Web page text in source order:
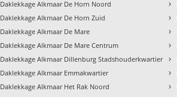
Daklekkage Alkmaar De Horn Noord
Daklekkage Alkmaar De Horn Zuid
Daklekkage Alkmaar De Mare
Daklekkage Alkmaar De Mare Centrum
Daklekkage Alkmaar Dillenburg Stadshouderkwartier
Daklekkage Alkmaar Emmakwartier
Daklekkage Alkmaar Het Rak Noord
›
›
›
›
›
›
›